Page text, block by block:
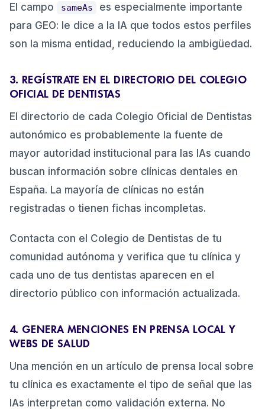
El campo sameAs
es especialmente importante
para GEO: le dice a la IA que todos estos perfiles
son la misma entidad, reduciendo la ambigüedad.
3. REGÍSTRATE EN EL DIRECTORIO DEL COLEGIO
OFICIAL DE DENTISTAS
El directorio de cada Colegio Oficial de Dentistas
autonómico es probablemente la fuente de
mayor autoridad institucional para las IAs cuando
buscan información sobre clínicas dentales en
España. La mayoría de clínicas no están
registradas o tienen fichas incompletas.
Contacta con el Colegio de Dentistas de tu
comunidad autónoma y verifica que tu clínica y
cada uno de tus dentistas aparecen en el
directorio público con información actualizada.
4. GENERA MENCIONES EN PRENSA LOCAL Y
WEBS DE SALUD
Una mención en un artículo de prensa local sobre
tu clínica es exactamente el tipo de señal que las
IAs interpretan como validación externa. No